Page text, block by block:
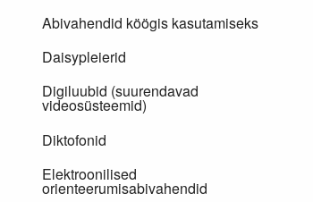
Abivahendid köögis kasutamiseks
Daisypleierid
Digiluubid (suurendavad
videosüsteemid)
Diktofonid
Elektroonilised
orienteerumisabivahendid